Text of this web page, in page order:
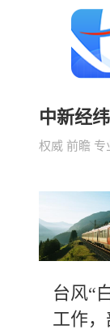
中新经纬
权威 前瞻 专
台风“
工作